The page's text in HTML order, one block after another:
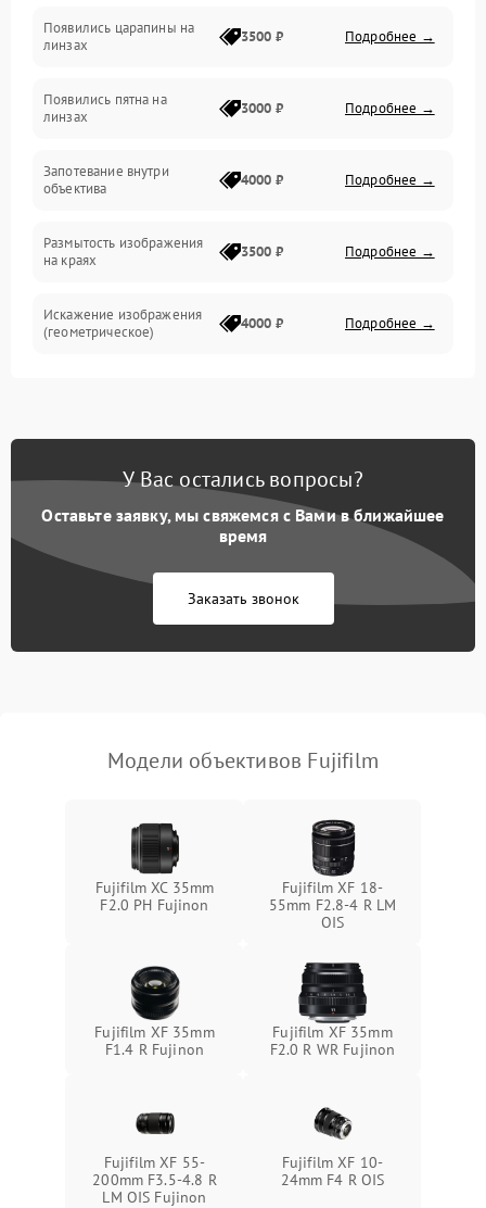
Прочие неисправности
Появились царапины на
линзах
3500 ₽ Подробнее →
Появились пятна на
линзах
3000 ₽ Подробнее →
Запотевание внутри
объектива
4000 ₽ Подробнее →
Размытость изображения
на краях
3500 ₽ Подробнее →
Искажение изображения
(геометрическое)
4000 ₽ Подробнее →
при всех фокусных
4500 ₽ Подробнее →
У Вас остались вопросы?
Оставьте заявку, мы свяжемся с Вами в ближайшее
время
Заказать звонок
Модели объективов Fujifilm
Fujifilm XC 35mm
F2.0 PH Fujinon
Fujifilm XF 18-
55mm F2.8-4 R LM
OIS
Fujifilm XF 35mm
F1.4 R Fujinon
Fujifilm XF 35mm
F2.0 R WR Fujinon
Fujifilm XF 55-
200mm F3.5-4.8 R
LM OIS Fujinon
Fujifilm XF 10-
24mm F4 R OIS